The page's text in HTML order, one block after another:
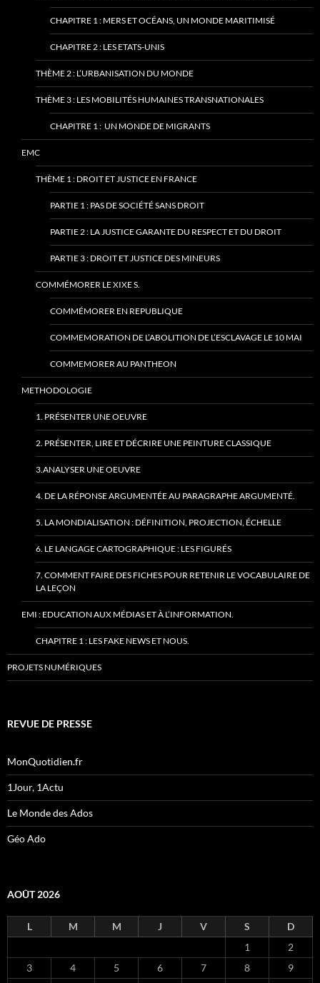
CHAPITRE 1 : MERS ET OCÉANS, UN MONDE MARITIMISÉ
CHAPITRE 2 : LES ETATS-UNIS
THÈME 2 : L’URBANISATION DU MONDE
THÈME 3 : LES MOBILITÉS HUMAINES TRANSNATIONALES
CHAPITRE 1 : UN MONDE DE MIGRANTS
EMC
THÈME 1 : DROIT ET JUSTICE EN FRANCE
PARTIE 1 : PAS DE SOCIÉTÉ SANS DROIT
PARTIE 2 : LA JUSTICE GARANTE DU RESPECT ET DU DROIT
PARTIE 3 : DROIT ET JUSTICE DES MINEURS
COMMÉMORER LE XIXE S.
COMMÉMORER EN REPUBLIQUE
COMMEMORATION DE L’ABOLITION DE L’ESCLAVAGE LE 10 MAI
COMMEMORER AU PANTHEON
METHODOLOGIE
1. PRÉSENTER UNE OEUVRE
2. PRÉSENTER, LIRE ET DÉCRIRE UNE PEINTURE CLASSIQUE
3.ANALYSER UNE OEUVRE
4. DE LA RÉPONSE ARGUMENTÉE AU PARAGRAPHE ARGUMENTÉ.
5. LA MONDIALISATION : DÉFINITION, PROJECTION, ÉCHELLE
6. LE LANGAGE CARTOGRAPHIQUE : LES FIGURÉS
7. COMMENT FAIRE DES FICHES POUR RETENIR LE VOCABULAIRE DE
LA LEÇON
EMI : EDUCATION AUX MÉDIAS ET À L’INFORMATION.
CHAPITRE 1 : LES FAKE NEWS ET NOUS.
PROJETS NUMÉRIQUES
REVUE DE PRESSE
MonQuotidien.fr
1Jour, 1Actu
Le Monde des Ados
Géo Ado
AOÛT 2026
L M M J V S
D
1
2
3
4 5 6 7 8
9